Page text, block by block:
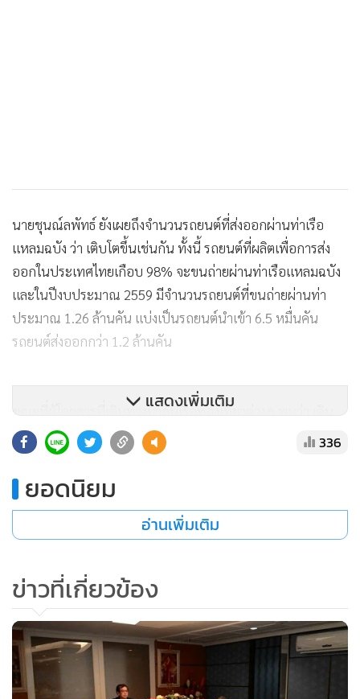
นายชุนณ์ลพัทธ์ ยังเผยถึงจำนวนรถยนต์ที่ส่งออกผ่านท่าเรือ
แหลมฉบัง ว่า เติบโตขึ้นเช่นกัน ทั้งนี้ รถยนต์ที่ผลิตเพื่อการส่ง
ออกในประเทศไทยเกือบ 98% จะขนถ่ายผ่านท่าเรือแหลมฉบัง
และในปีงบประมาณ 2559 มีจำนวนรถยนต์ที่ขนถ่ายผ่านท่า
ประมาณ 1.26 ล้านคัน แบ่งเป็นรถยนต์นำเข้า 6.5 หมื่นคัน
รถยนต์ส่งออกกว่า 1.2 ล้านคัน
ขณะที่ผู้โดยสารที่เดินทางมากับเรือท่องเที่ยวต่างๆ พบว่า เดิน
ทางผ่านท่ามากถึง 2.28 แสนคน ส่วนใหญ่เป็นผู้โดยสารที่เดินมา
ลงยังท่าเรือแหลมฉบัง บางส่วนเดินทางโดยสายการบินจากยุโรป
เพื่อท่องเที่ยวเมืองไทย และใช้เส้นทางกลับทางเรือ ขณะที่บาง
รายเดินทางจากประเทศสิงคโปร์ เพื่อขึ้นเรือท่องเที่ยวกลับ
ประเทศของตนที่ท่าเรือแหลมฉบัง
ทั้งนี้ แม้ภาวะเศรษฐกิจโดยรวมของประเทศจะซบเซา แต่ภาค
การขนถ่ายสินค้าผ่านท่าเรือแหลมฉบัง ยังเติบโตตามเป้าหมาย
ท่าเรือแหลมฉบัง จึงเดินหน้าพัฒนาท่าเทียบเรือชุด D ใน
โครงการพัฒนาท่าเรือแหลมฉบัง ระยะที่ 2 เพื่อรองรับจำนวนตู้
สินค้าที่เติบโตต่อเนื่อง และได้มอบหมายให้กลุ่มฮัทชิสัน เป็นผู้
บริหารจัดการ
แสดงเพิ่มเติม
336
ยอดนิยม
อ่านเพิ่มเติม
ข่าวที่เกี่ยวข้อง